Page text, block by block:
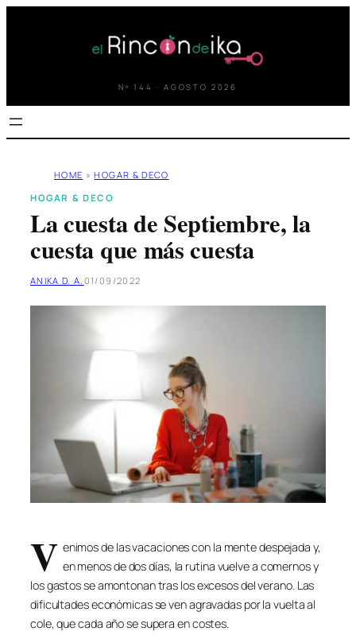
Nº 144 · AGOSTO 2026
HOME » HOGAR & DECO
HOGAR & DECO
La cuesta de Septiembre, la
cuesta que más cuesta
ANIKA D. A. 01/09/2022
V enimos de las vacaciones con la mente despejada y,
en menos de dos días, la rutina vuelve a comernos y
los gastos se amontonan tras los excesos del verano. Las
dificultades económicas se ven agravadas por la vuelta al
cole, que cada año se supera en costes.